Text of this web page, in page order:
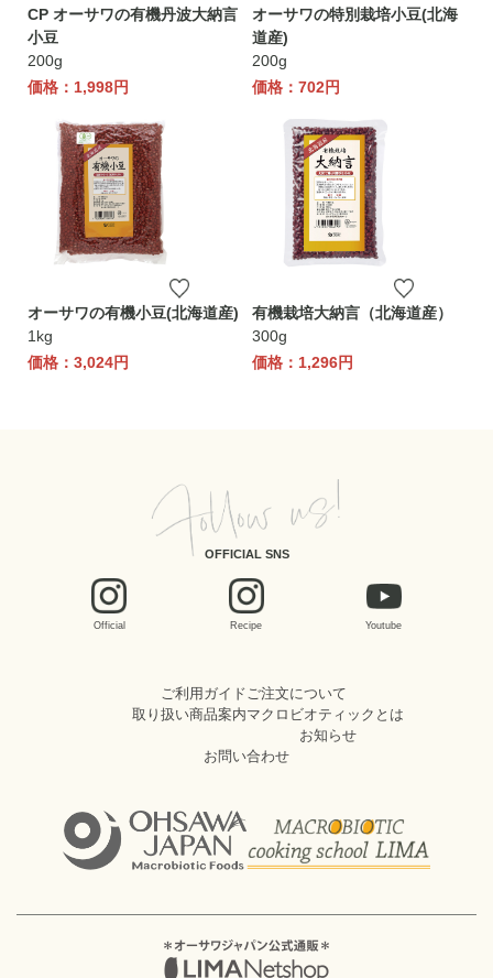
CP オーサワの有機丹波大納言
小豆
200g
価格：1,998円
オーサワの特別栽培小豆(北海
道産)
200g
価格：702円
オーサワの有機小豆(北海道産)
1kg
価格：3,024円
有機栽培大納言（北海道産）
300g
価格：1,296円
OFFICIAL SNS
Official Recipe Youtube
ご利用ガイドご注文について
取り扱い商品案内マクロビオティックとは
お知らせ
お問い合わせ